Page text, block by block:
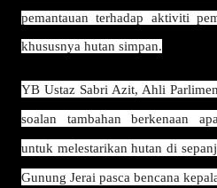
pemantauan terhadap aktiviti
khususnya hutan simpan.
YB Ustaz Sabri Azit, Ahli
soalan tambahan berkenaan
untuk melestarikan hutan di
Gunung Jerai pasca bencana